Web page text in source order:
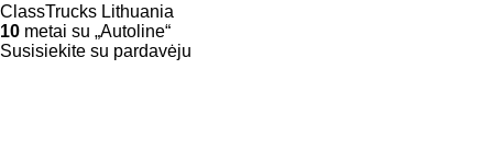
ClassTrucks Lithuania
10 metai su „Autoline“
Susisiekite su pardavėju